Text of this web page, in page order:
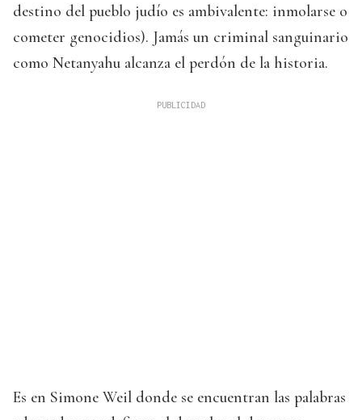
destino del pueblo judío es ambivalente: inmolarse o
cometer genocidios). Jamás un criminal sanguinario
como Netanyahu alcanza el perdón de la historia.
Es en Simone Weil donde se encuentran las palabras